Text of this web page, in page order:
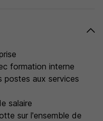
formation interne
postes aux services
salaire
sur l'ensemble de